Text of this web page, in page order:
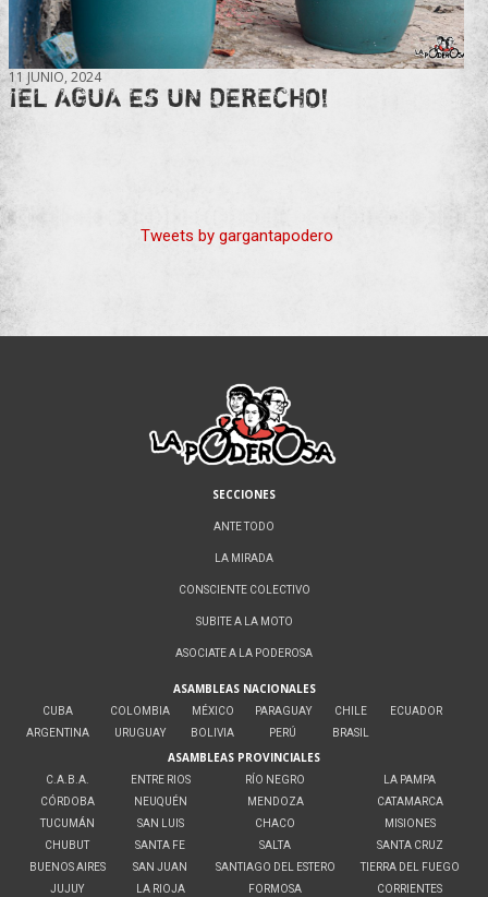
11 JUNIO, 2024
¡EL AGUA ES UN DERECHO!
Tweets by gargantapodero
SECCIONES
ANTE TODO
LA MIRADA
CONSCIENTE COLECTIVO
SUBITE A LA MOTO
ASOCIATE A LA PODEROSA
ASAMBLEAS NACIONALES
CUBA
ARGENTINA
COLOMBIA
URUGUAY
MÉXICO
BOLIVIA
PARAGUAY
PERÚ
CHILE
BRASIL
ECUADOR
ASAMBLEAS PROVINCIALES
C.A.B.A.
CÓRDOBA
TUCUMÁN
CHUBUT
BUENOS AIRES
JUJUY
ENTRE RIOS
NEUQUÉN
SAN LUIS
SANTA FE
SAN JUAN
LA RIOJA
RÍO NEGRO
MENDOZA
CHACO
SALTA
SANTIAGO DEL ESTERO
FORMOSA
LA PAMPA
CATAMARCA
MISIONES
SANTA CRUZ
TIERRA DEL FUEGO
CORRIENTES